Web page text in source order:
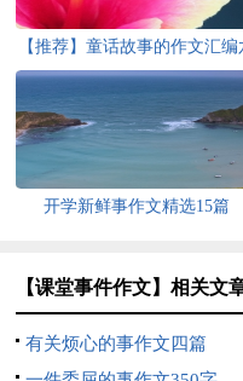
【推荐】童话故事的作文汇编
篇
开学新鲜事作文精选15篇
【课堂事件作文】相关文
有关烦心的事作文四篇